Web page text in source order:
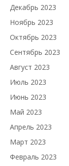
Декабрь 2023
Ноябрь 2023
Октябрь 2023
Сентябрь 2023
Август 2023
Июль 2023
Июнь 2023
Май 2023
Апрель 2023
Март 2023
Февраль 2023